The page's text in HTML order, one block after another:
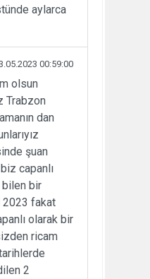
aylarca
00:59:00
olsun
Trabzon
dan
şuan
capanlı
bir
2023 fakat
olarak bir
ricam
2